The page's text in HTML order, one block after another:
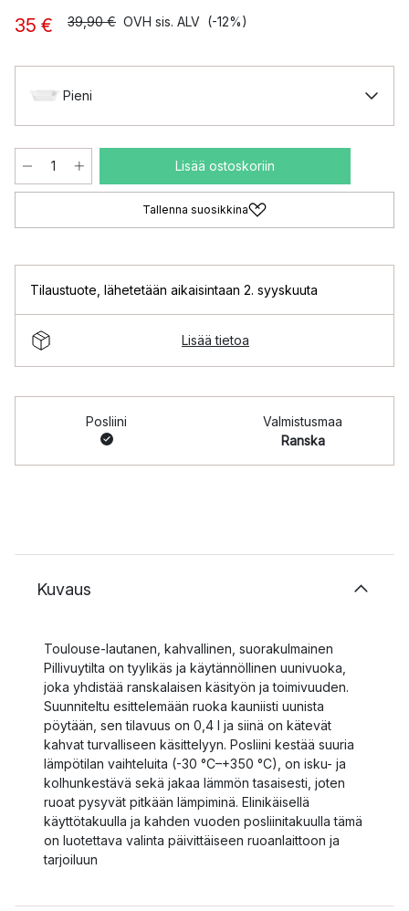
35 € 39,90 € OVH sis. ALV (-12%)
Pieni
Lisää ostoskoriin
Tallenna suosikkina
Tilaustuote lähetetään aikaisintaan 2. syyskuuta
Lisää tietoa
Posliini
Valmistusmaa
Ranska
Kuvaus
Toulouse-lautanen, kahvallinen, suorakulmainen
Pillivuytilta on tyylikäs ja käytännöllinen uunivuoka,
joka yhdistää ranskalaisen käsityön ja toimivuuden.
Suunniteltu esittelemään ruoka kauniisti uunista
pöytään, sen tilavuus on 0,4 l ja siinä on kätevät
kahvat turvalliseen käsittelyyn. Posliini kestää suuria
lämpötilan vaihteluita (-30 °C–+350 °C), on isku- ja
kolhunkestävä sekä jakaa lämmön tasaisesti, joten
ruoat pysyvät pitkään lämpiminä. Elinikäisellä
käyttötakuulla ja kahden vuoden posliinitakuulla tämä
on luotettava valinta päivittäiseen ruoanlaittoon ja
tarjoiluun